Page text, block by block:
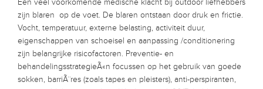
Een veel voorkomende medische klacht bij outdoor liefhebbers
zijn blaren op de voet. De blaren ontstaan door druk en frictie.
Vocht, temperatuur, externe belasting, activiteit duur,
eigenschappen van schoeisel en aanpassing /conditionering
zijn belangrijke risicofactoren. Preventie- en
behandelingsstrategieÃ«n focussen op het gebruik van goede
sokken, barriÃ¨res (zoals tapes en pleisters), anti-perspiranten,